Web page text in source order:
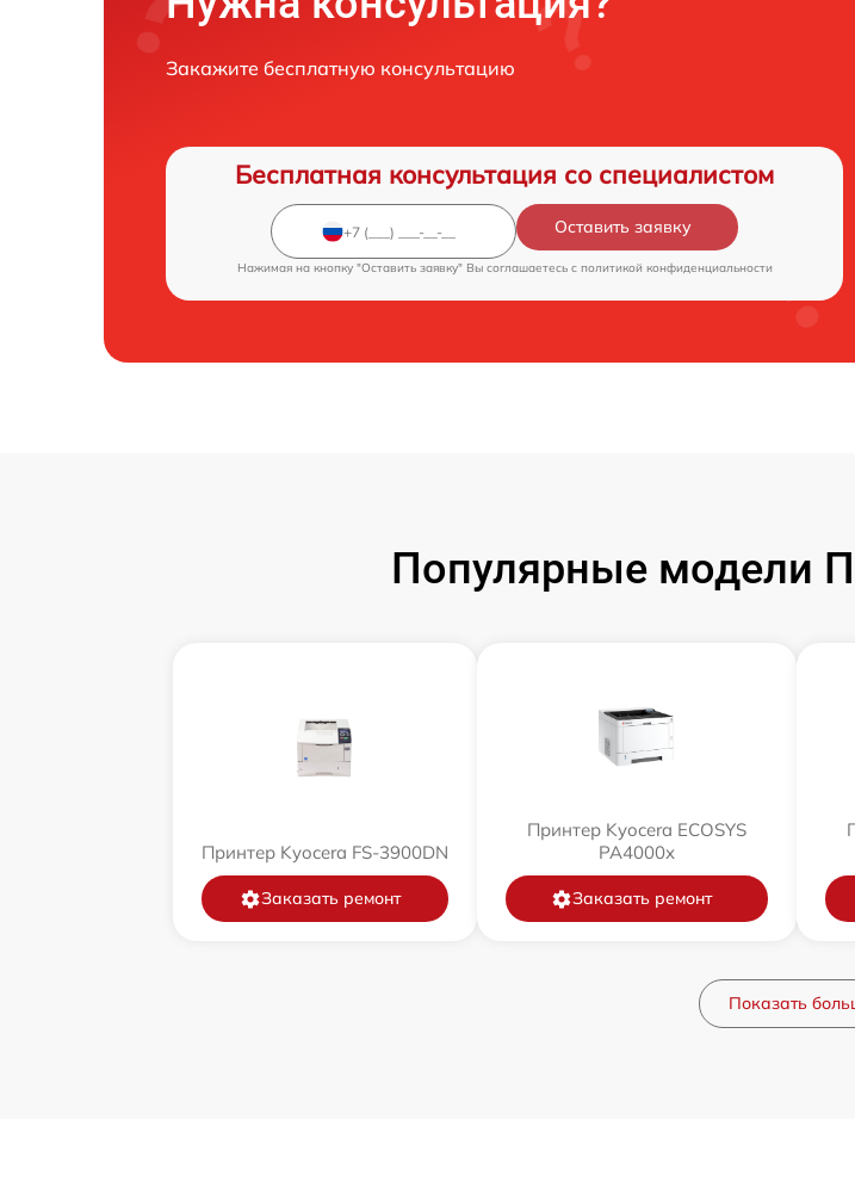
Закажите бесплатную консультацию
Бесплатная консультация со специалистом
Оставить заявку
Нажимая на кнопку "Оставить заявку" Вы соглашаетесь c политикой конфиденциальности
Популярные модели
Принтер Kyocera FS-3900DN
Заказать ремонт
Принтер Kyocera ECOSYS
PA4000x
Заказать ремонт
Показать